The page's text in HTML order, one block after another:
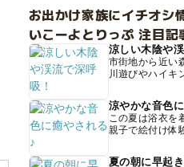
お出かけ家族にイチオシ
いこーよとりっぷ 注目記
涼しい木陰や
市街地から近い
川遊びやハイキ
涼やかな音色
この夏は浴衣を
親子で絵付け体
夏の朝に早起